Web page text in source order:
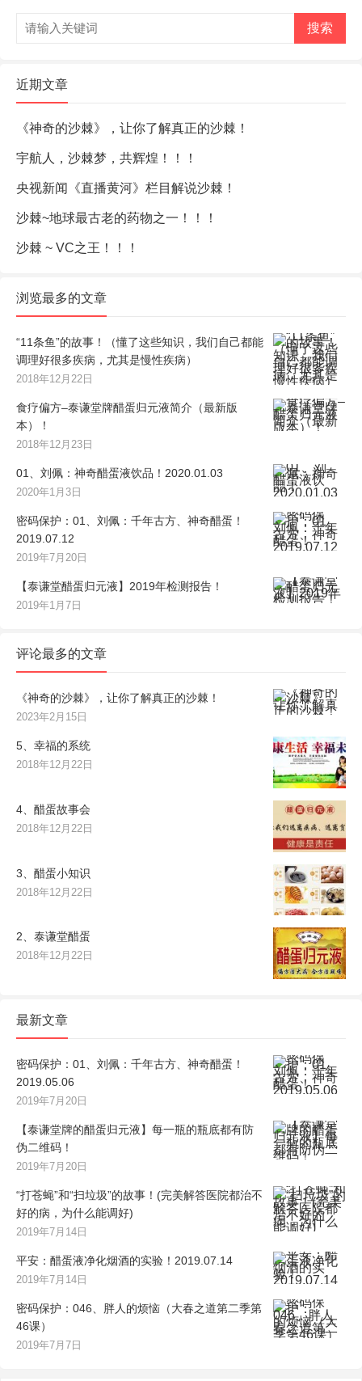
搜索
近期文章
《神奇的沙棘》，让你了解真正的沙棘！
宇航人，沙棘梦，共辉煌！！！
央视新闻《直播黄河》栏目解说沙棘！
沙棘~地球最古老的药物之一！！！
沙棘 ~ VC之王！！！
浏览最多的文章
“11条鱼”的故事！（懂了这些知识，我们自己都能
调理好很多疾病，尤其是慢性疾病）
2018年12月22日
食疗偏方–泰谦堂牌醋蛋归元液简介（最新版
本）！
2018年12月23日
01、刘佩：神奇醋蛋液饮品！2020.01.03
2020年1月3日
密码保护：01、刘佩：千年古方、神奇醋蛋！
2019.07.12
2019年7月20日
【泰谦堂醋蛋归元液】2019年检测报告！
2019年1月7日
评论最多的文章
《神奇的沙棘》，让你了解真正的沙棘！
2023年2月15日
5、幸福的系统
2018年12月22日
4、醋蛋故事会
2018年12月22日
3、醋蛋小知识
2018年12月22日
2、泰谦堂醋蛋
2018年12月22日
最新文章
密码保护：01、刘佩：千年古方、神奇醋蛋！
2019.05.06
2019年7月20日
【泰谦堂牌的醋蛋归元液】每一瓶的瓶底都有防
伪二维码！
2019年7月20日
“打苍蝇”和“扫垃圾”的故事！(完美解答医院都治不
好的病，为什么能调好)
2019年7月14日
平安：醋蛋液净化烟酒的实验！2019.07.14
2019年7月14日
密码保护：046、胖人的烦恼（大春之道第二季第
46课）
2019年7月7日